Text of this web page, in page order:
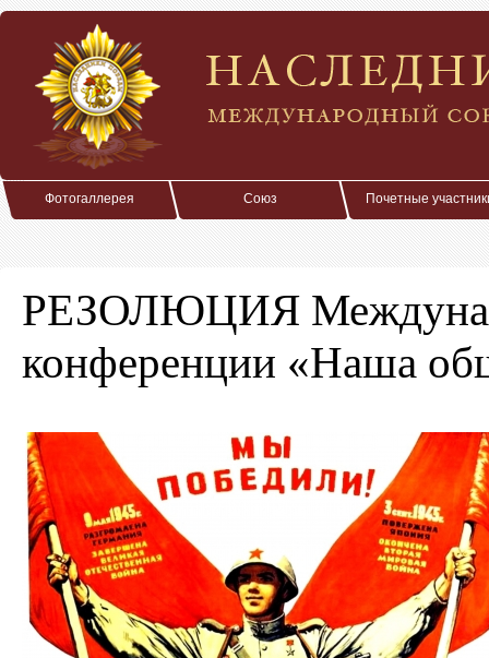
Фотогаллерея Союз Почетные
РЕЗОЛЮЦИЯ
конференции «Наша